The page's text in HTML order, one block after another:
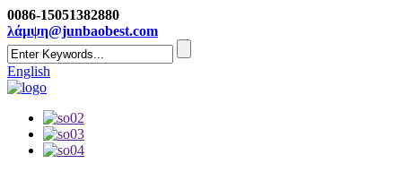
0086-15051382880
λάμψη@junbaobest.com
English